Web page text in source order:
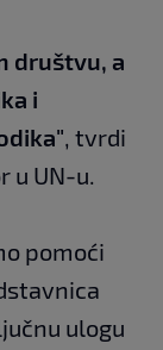
društvu, a
i
, tvrdi
u UN-u.
pomoći
ulogu